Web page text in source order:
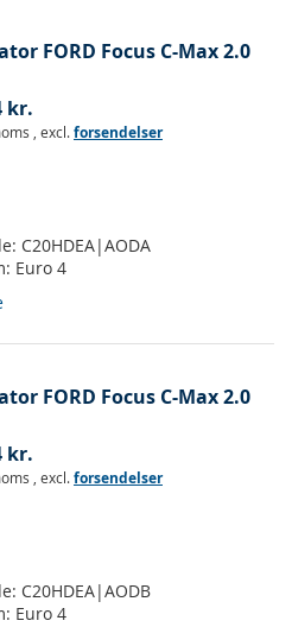
FORD Focus C-Max 2.0
kr.
, excl.forsendelser
C20HDEA|AODA
Euro 4
FORD Focus C-Max 2.0
kr.
, excl.forsendelser
C20HDEA|AODB
Euro 4